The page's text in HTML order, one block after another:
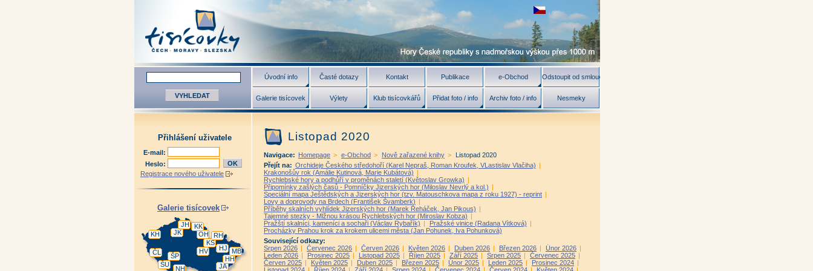
Úvodní info Časté dotazy Kontakt Publikace e-Obchod Odstoupit od smlouvy
Galerie tisícovek Výlety Klub tisícovkářů Přidat foto / info Archiv foto / info Nesmeky
Přihlášení uživatele
E-mail:
Heslo:
Registrace nového uživatele
Galerie tisícovek
JA
HH
MB
HJ
HV
NH
KS
RH
ŠP
ŠU
OH
JK
KK
ČL
JH
KH
Listopad 2020
Navigace: Homepage > e-Obchod > Nově zařazené knihy > Listopad 2020
Přejít na: Orchideje Českého středohoří (Karel Nepraš, Roman Kroufek, VLastislav Vlačiha) |
Krakonošův rok (Amálie Kutinová, Marie Kubátová) |
Rychlebské hory a podhůří v proměnách staletí (Květoslav Growka) |
Připomínky zašlých časů - Pomníčky Jizerských hor (Miloslav Nevrlý a kol.) |
Speciální mapa Ještědských a Jizerských hor (tzv. Matouschkova mapa z roku 1927) - reprint |
Lovy a doprovody na Brdech (František Švamberk) |
Příběhy skalních vyhlídek Jizerských hor (Marek Řeháček, Jan Pikous) |
Tajemné stezky - Mlžnou krásou Rychlebských hor (Miroslav Kobza) |
Pražští skalníci, kameníci a sochaři (Václav Rybařík) | Pražské vinice (Radana Vítková) |
Procházky Prahou krok za krokem ulicemi města (Jan Pohunek, Iva Pohunková)
Související odkazy:
Srpen 2026 | Červenec 2026 | Červen 2026 | Květen 2026 | Duben 2026 | Březen 2026 | Únor 2026 |
Leden 2026 | Prosinec 2025 | Listopad 2025 | Říjen 2025 | Září 2025 | Srpen 2025 | Červenec 2025 |
Červen 2025 | Květen 2025 | Duben 2025 | Březen 2025 | Únor 2025 | Leden 2025 | Prosinec 2024 |